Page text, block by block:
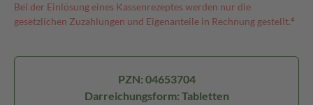
Bei der Einlösung eines Kassenrezeptes werden nur die
gesetzlichen Zuzahlungen und Eigenanteile in Rechnung gestellt.⁴
PZN: 04653704
Darreichungsform: Tabletten